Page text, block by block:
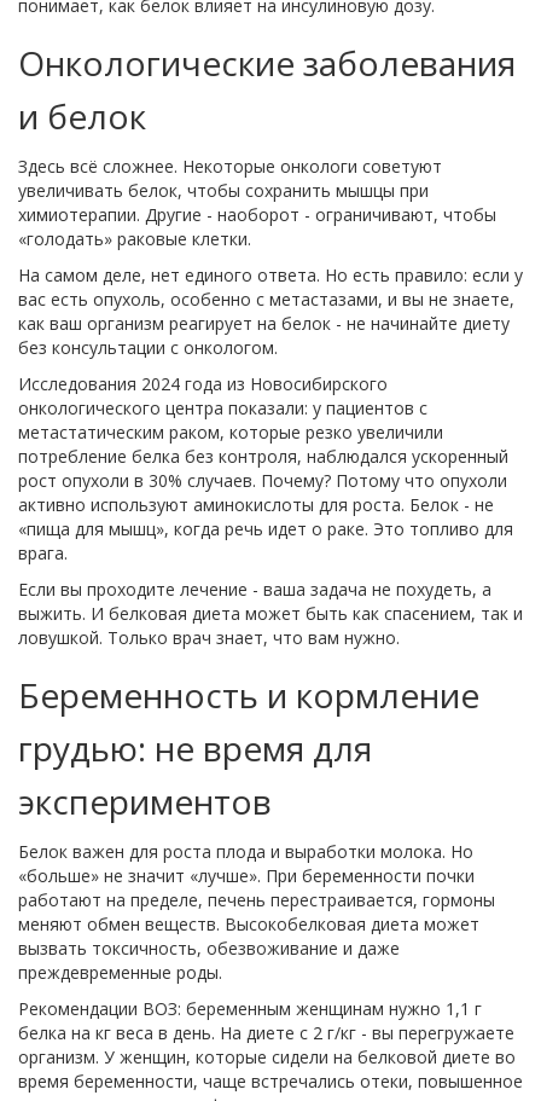
понимает, как белок влияет на инсулиновую дозу.
Онкологические заболевания
и белок
Здесь всё сложнее. Некоторые онкологи советуют
увеличивать белок, чтобы сохранить мышцы при
химиотерапии. Другие - наоборот - ограничивают, чтобы
«голодать» раковые клетки.
На самом деле, нет единого ответа. Но есть правило: если у
вас есть опухоль, особенно с метастазами, и вы не знаете,
как ваш организм реагирует на белок - не начинайте диету
без консультации с онкологом.
Исследования 2024 года из Новосибирского
онкологического центра показали: у пациентов с
метастатическим раком, которые резко увеличили
потребление белка без контроля, наблюдался ускоренный
рост опухоли в 30% случаев. Почему? Потому что опухоли
активно используют аминокислоты для роста. Белок - не
«пища для мышц», когда речь идет о раке. Это топливо для
врага.
Если вы проходите лечение - ваша задача не похудеть, а
выжить. И белковая диета может быть как спасением, так и
ловушкой. Только врач знает, что вам нужно.
Беременность и кормление
грудью: не время для
экспериментов
Белок важен для роста плода и выработки молока. Но
«больше» не значит «лучше». При беременности почки
работают на пределе, печень перестраивается, гормоны
меняют обмен веществ. Высокобелковая диета может
вызвать токсичность, обезвоживание и даже
преждевременные роды.
Рекомендации ВОЗ: беременным женщинам нужно 1,1 г
белка на кг веса в день. На диете с 2 г/кг - вы перегружаете
организм. У женщин, которые сидели на белковой диете во
время беременности, чаще встречались отеки, повышенное